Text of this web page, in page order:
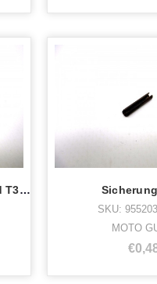
Sicherungsstift Zündrad T3 usw
SKU:
MOTO